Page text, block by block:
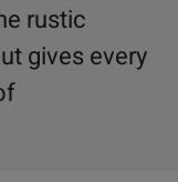
rustic
gives every